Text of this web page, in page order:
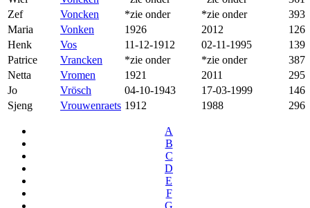
Zef
Voncken *zie onder *zie onder
393
Maria
Vonken 1926 2012
126
Henk
Vos 11-12-1912 02-11-1995
139
Patrice
Vrancken *zie onder *zie onder
387
Netta
Vromen 1921 2011
295
Jo
Vrösch 04-10-1943 17-03-1999
146
Sjeng
Vrouwenraets 1912 1988 296
A
B
C
D
E
F